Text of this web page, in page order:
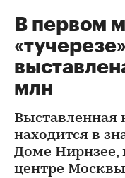
В первом
млн
Выставленная
находится в
Доме Нирнзее,
центре Москвы